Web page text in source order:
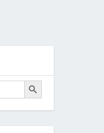
Search Button